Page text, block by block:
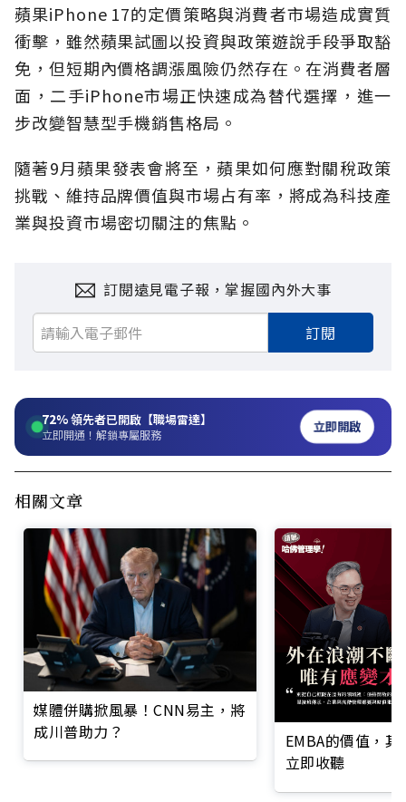
蘋果iPhone 17的定價策略與消費者市場造成實質
衝擊，雖然蘋果試圖以投資與政策遊說手段爭取豁
免，但短期內價格調漲風險仍然存在。在消費者層
面，二手iPhone市場正快速成為替代選擇，進一
步改變智慧型手機銷售格局。
隨著9月蘋果發表會將至，蘋果如何應對關稅政策
挑戰、維持品牌價值與市場占有率，將成為科技產
業與投資市場密切關注的焦點。
訂閱遠見電子報，掌握國內外大事
訂閱
72%領先者已開啟【職場雷達】
立即開通！解鎖專屬服務 立即開啟
相關文章
媒體併購掀風暴！CNN易主，將
成川普助力？
EMBA的價值，
立即收聽